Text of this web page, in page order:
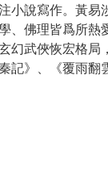
小說寫作。黃易
、佛理皆爲所熱
幻武俠恢宏格局
記》、《覆雨翻